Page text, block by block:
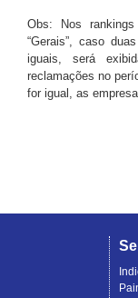
Obs: Nos
“Gerais”, caso
iguais, será
reclamações no
for igual, as